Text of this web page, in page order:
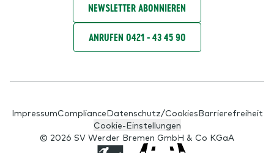
NEWSLETTER ABONNIEREN
ANRUFEN 0421 - 43 45 90
ImpressumComplianceDatenschutz/CookiesBarrierefreiheit
Cookie-Einstellungen
© 2026 SV Werder Bremen GmbH & Co KGaA